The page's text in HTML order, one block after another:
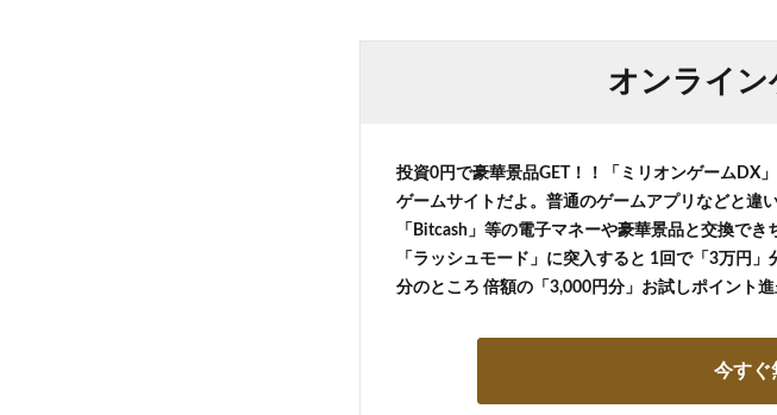
オンライ
投資0円で豪華景品GET！！「ミリオンゲームDX
ゲームサイトだよ。普通のゲームアプリなどと違
「Bitcash」等の電子マネーや豪華景品と交換で
「ラッシュモード」に突入すると 1回で「3万円
分のところ 倍額の「3,000円分」お試しポイント
今すぐ